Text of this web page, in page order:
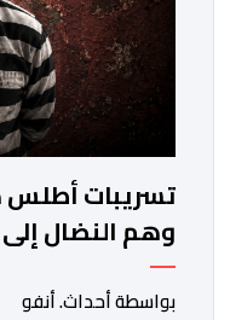
تسريبات أطلس
وهم النضال
المنظمة
بواسطة أحداث. أنفو